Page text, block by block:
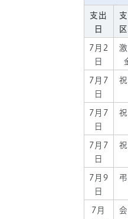
支出
日
7月2
日
7月7
日
7月7
日
7月7
日
7月9
日
7月